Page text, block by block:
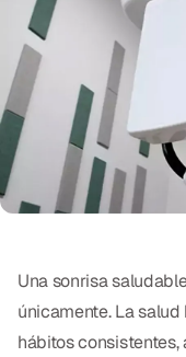
Extracciones
Protectores Nocturnos
Exámenes Orales
Tratamiento
Programa Preventivo
Protectores Bucales
Una sonrisa
únicamente. La
hábitos